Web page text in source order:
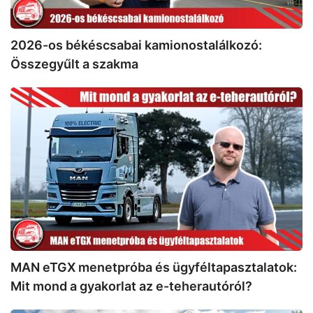
2026-os békéscsabai kamionostalálkozó:
Összegyűlt a szakma
MAN
eTGX
menetpróba
ügyféltapasztalatok:
Mit
mond
a
gyakorlat
az
e-
teherautóról?
MAN eTGX menetpróba és ügyféltapasztalatok:
Mit mond a gyakorlat az e-teherautóról?